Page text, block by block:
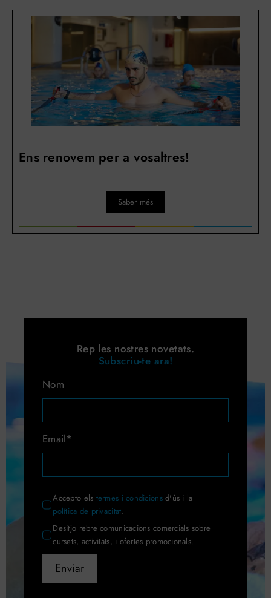
Ens renovem per a vosaltres!
Saber més
Rep les nostres novetats.
Subscriu-te ara!
Nom
Email*
Accepto els termes i condicionsd'ús i la
política de privacitat.
Desitjo rebre comunicacions comercials sobre
cursets, activitats, i ofertes promocionals.
Enviar